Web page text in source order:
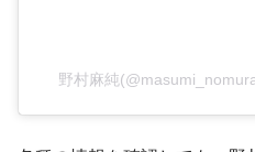
野村麻純